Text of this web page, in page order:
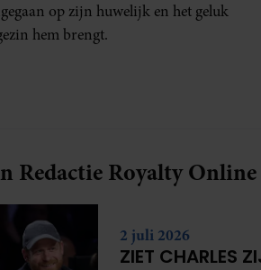
op zijn huwelijk en het geluk
hem brengt.
Redactie Royalty Online
2 juli 2026
ZIET CHARLES